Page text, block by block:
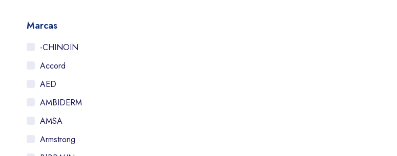
Marcas
-CHINOIN
Accord
AED
AMBIDERM
AMSA
Armstrong